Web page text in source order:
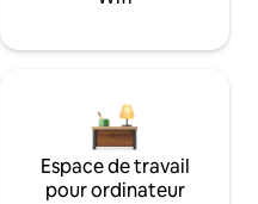
Espace de travail
pour ordinateur